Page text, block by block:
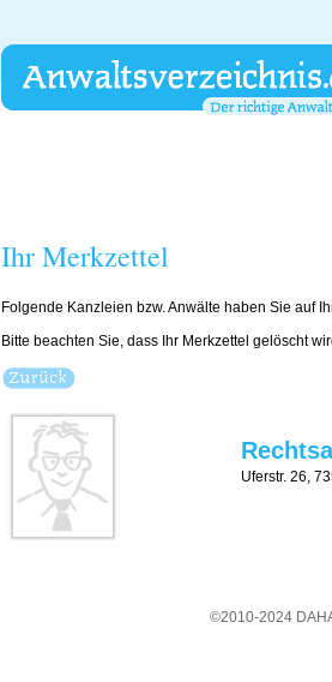
Ihr Merkzettel
Folgende Kanzleien bzw. Anwälte haben Sie auf
Bitte beachten Sie, dass Ihr Merkzettel gelöscht
Uferstr. 26,
©2010-2024